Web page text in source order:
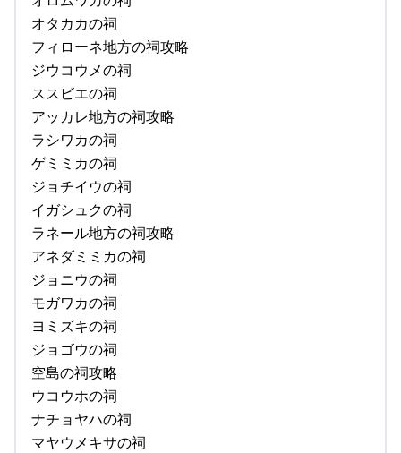
オタカカの祠
フィローネ地方の祠攻略
ジウコウメの祠
ススビエの祠
アッカレ地方の祠攻略
ラシワカの祠
ゲミミカの祠
ジョチイウの祠
イガシュクの祠
ラネール地方の祠攻略
アネダミミカの祠
ジョニウの祠
モガワカの祠
ヨミズキの祠
ジョゴウの祠
空島の祠攻略
ウコウホの祠
ナチョヤハの祠
マヤウメキサの祠